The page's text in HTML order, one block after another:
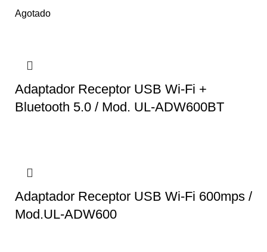
Agotado
Adaptador Receptor USB Wi-Fi +
Bluetooth 5.0 / Mod. UL-ADW600BT
Adaptador Receptor USB Wi-Fi 600mps /
Mod.UL-ADW600